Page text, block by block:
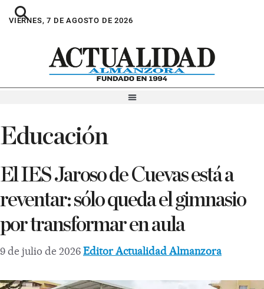
VIERNES, 7 DE AGOSTO DE 2026
Educación
El IES Jaroso de Cuevas está a
reventar: sólo queda el gimnasio
por transformar en aula
9 de julio de 2026Editor Actualidad Almanzora